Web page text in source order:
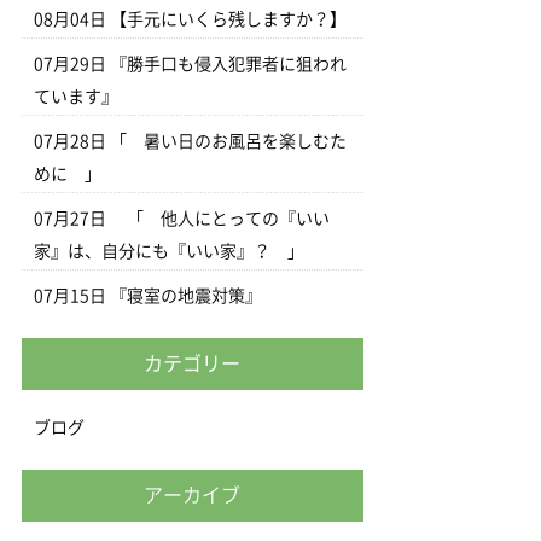
08月04日 【手元にいくら残しますか？】
07月29日
『勝手口も侵入犯罪者に狙われ
ています』
07月28日
「 暑い日のお風呂を楽しむた
めに 」
07月27日
「 他人にとっての『いい
家』は、自分にも『いい家』？ 」
07月15日 『寝室の地震対策』
カテゴリー
ブログ
アーカイブ